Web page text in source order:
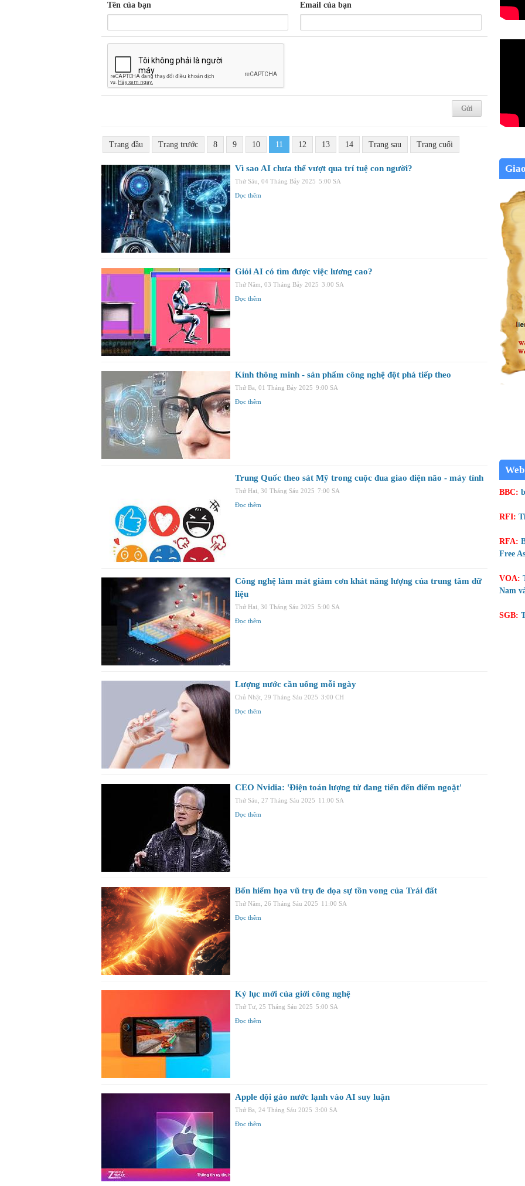
Tên của bạn Email của bạn
Trang đầu Trang trước 8 9 10 11 12 13 14 Trang sau Trang cuối
Vì sao AI chưa thể vượt qua trí tuệ con người?
Thứ Sáu, 04 Tháng Bảy 2025 5:00 SA
Đọc thêm
Giỏi AI có tìm được việc lương cao?
Thứ Năm, 03 Tháng Bảy 2025 3:00 SA
Đọc thêm
Kính thông minh - sản phẩm công nghệ đột phá tiếp theo
Thứ Ba, 01 Tháng Bảy 2025 9:00 SA
Đọc thêm
Trung Quốc theo sát Mỹ trong cuộc đua giao diện não - máy tính
Thứ Hai, 30 Tháng Sáu 2025 7:00 SA
Đọc thêm
Công nghệ làm mát giảm cơn khát năng lượng của trung tâm dữ
liệu
Thứ Hai, 30 Tháng Sáu 2025 5:00 SA
Đọc thêm
Lượng nước cần uống mỗi ngày
Chủ Nhật, 29 Tháng Sáu 2025 3:00 CH
Đọc thêm
CEO Nvidia: 'Điện toán lượng tử đang tiến đến điểm ngoặt'
Thứ Sáu, 27 Tháng Sáu 2025 11:00 SA
Đọc thêm
Bốn hiểm họa vũ trụ đe dọa sự tồn vong của Trái đất
Thứ Năm, 26 Tháng Sáu 2025 11:00 SA
Đọc thêm
Kỷ lục mới của giới công nghệ
Thứ Tư, 25 Tháng Sáu 2025 5:00 SA
Đọc thêm
Apple dội gáo nước lạnh vào AI suy luận
Thứ Ba, 24 Tháng Sáu 2025 3:00 SA
Đọc thêm
BBC:
RFI:
RFA:
Free
VOA:
Nam
SGB: